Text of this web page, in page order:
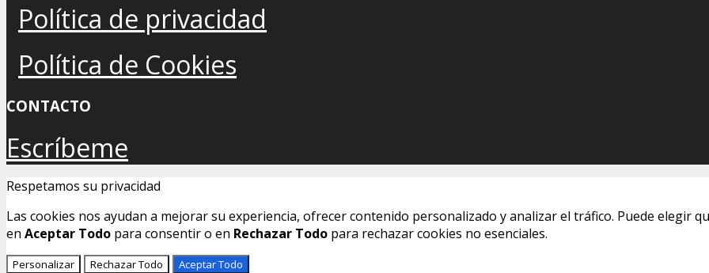
Política de privacidad
Política de Cookies
CONTACTO
Escríbeme
Respetamos su privacidad
Las cookies nos ayudan a mejorar su experiencia, ofrecer contenido personalizado y analizar el tráfico. Puede elegir
en Aceptar Todo para consentir o en Rechazar Todo para rechazar cookies no esenciales.
Personalizar Rechazar Todo Aceptar Todo